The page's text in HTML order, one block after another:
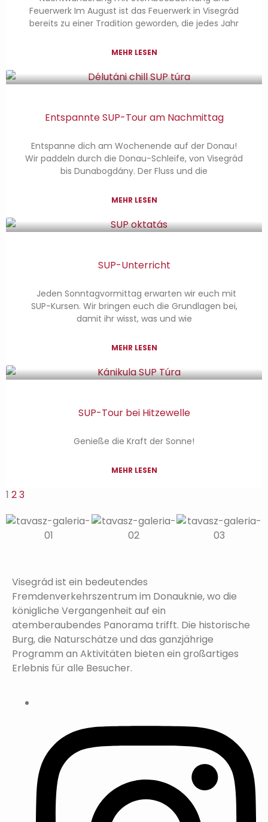
Feuerwerk Im August ist das Feuerwerk in Visegrád
bereits zu einer Tradition geworden, die jedes Jahr
MEHR LESEN
Entspannte SUP-Tour am Nachmittag
Entspanne dich am Wochenende auf der Donau!
Wir paddeln durch die Donau-Schleife, von Visegrád
bis Dunabogdány. Der Fluss und die
MEHR LESEN
SUP-Unterricht
Jeden Sonntagvormittag erwarten wir euch mit
SUP-Kursen. Wir bringen euch die Grundlagen bei,
damit ihr wisst, was und wie
MEHR LESEN
SUP-Tour bei Hitzewelle
Genieße die Kraft der Sonne!
MEHR LESEN
1 23
Visegrád ist ein bedeutendes
Fremdenverkehrszentrum im Donauknie, wo die
königliche Vergangenheit auf ein
atemberaubendes Panorama trifft. Die historische
Burg, die Naturschätze und das ganzjährige
Programm an Aktivitäten bieten ein großartiges
Erlebnis für alle Besucher.